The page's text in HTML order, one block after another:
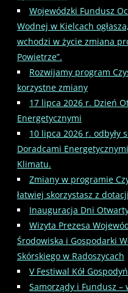
Wojewódzki Fundusz
Wodnej w Kielcach
wchodzi w życie zmiana
Powietrze”.
Rozwijamy program
korzystne zmiany
17 lipca 2026 r. Dzień
Energetycznymi
10 lipca 2026 r. odbyły
Doradcami
Klimatu.
Zmiany w programie
łatwiej skorzystasz z dotacji
Inauguracja Dni
Wizyta Prezesa
Środowiska i Gospodarki
Skórskiego w Radoszycach
V Festiwal Kół
Samorządy i Fundusz